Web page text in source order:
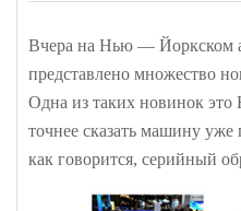
Вчера на Нью — Йоркском
представлено множество
Одна из таких новинок это
точнее сказать машину
как говорится, серийный